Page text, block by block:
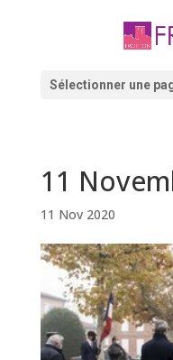
Sélectionner une
11
11 Nov 2020